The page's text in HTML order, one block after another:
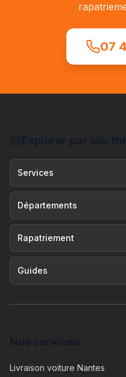
07
Services
Départements
Rapatriement
Guides
Livraison voiture Nantes